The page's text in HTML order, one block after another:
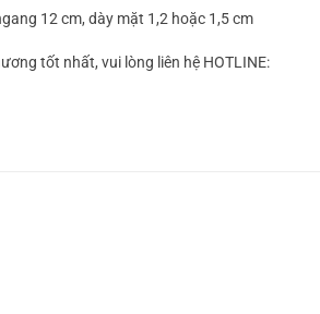
12 cm, dày mặt 1,2 hoặc 1,5 cm
tốt nhất, vui lòng liên hệ HOTLINE: